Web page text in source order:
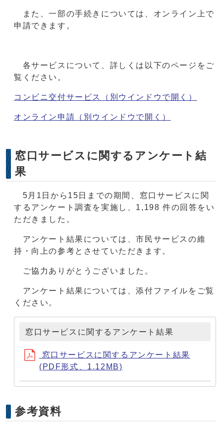
また、一部の手続きについては、オンライン上で
申請できます。
各サービスについて、詳しくは以下のページをご
覧ください。
コンビニ交付サービス （別ウインドウで開く）
オンライン申請 （別ウインドウで開く）
窓口サービスに関するアンケート結
果
5月1日から15日までの期間、窓口サービスに関
するアンケート調査を実施し、1,198 件の回答をい
ただきました。
アンケート結果については、市民サービスの維
持・向上の参考とさせていただきます。
ご協力ありがとうございました。
アンケート結果については、添付ファイルをご覧
ください。
窓口サービスに関するアンケート結果
窓口サービスに関するアンケート結果
(PDF形式、1.12MB)
参考資料